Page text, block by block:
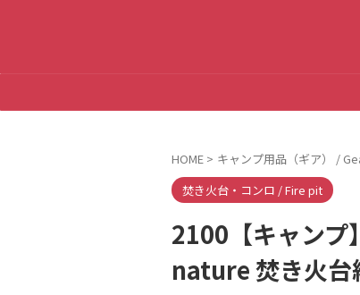
HOME > キャンプ用品（ギア） /
焚き火台・コンロ / Fire pit
2100【キャンプ
nature 焚き火台